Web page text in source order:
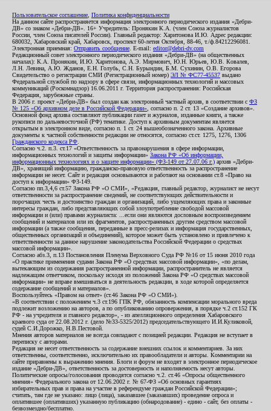
Пользовательское соглашение Политика конфиденциальности
На данном сайте распространяется информация электронного периодического издания «Дебри-
ДВ» со знаком «Дебри-ДВ». 16+ Учредитель: Пронякин К.А. (член Союза журналистов
России, член Союза писателей России). Главный редактор: Харитонова И.Ю. Адрес редакции:
680032, Хабаровский край, Хабаровск, проспект 60-летия Октября, 88-46, т./ф.84212296081.
Электронная приемная: Отправить сообщение . E-mail: editor@debri-dv.com
Редакционный совет электронного периодического издания «Дебри-ДВ» (на общественных
началах): К.А. Пронякин, И.Ю. Харитонова, А.Э. Мирмович, Ю.Н. Юрьев, Ю.В. Ковалев,
Л.Н. Левина, А.Ю. Жданов, Е.Н. Голубь, С.Н. Бурындин, Б.М. Сухинин, О.В. Егорова
Свидетельство о регистрации СМИ (Регистрационный номер) ЭЛ № ФС77-45537 выдано
Федеральной службой по надзору в сфере связи, информационных технологий и массовых
коммуникаций (Роскомнадзор) 16.06.2011 г. Территория распространения: Российская
Федерация, зарубежные страны.
В 2006 г. проект «Дебри-ДВ» был создан как электронный частный архив, в соответствии с ФЗ
№ 125 «Об архивном деле в Российской Федерации» , согласно п. 2 ст. 13 «Создание архивов».
Основной фонд архива составляют публикации газет и журналов, изданные книги, а также
рукописи по дальневосточной (РФ) тематике. Доступ к архивным документам является
открытым в электронном виде, согласно п. 1 ст. 24 вышеобозначенного закона. Архивные
документы к частной собственности редакции не относятся, согласно ст.ст. 1275, 1276, 1306
Гражданского кодекса РФ
Согласно ч.2. п.3. ст.17 «Ответственность за правонарушения в сфере информации,
информационных технологий и защиты информации» Закона РФ «Об информации,
информационных технологиях и о защите информации» (ФЗ-149 от 27.07.06 г.) архив «Дебри-
ДВ», хранящий информацию, гражданско-правовую ответственность за распространение
информации не несет. Сайт и редакция основываются и работают на основании ст.8 «Право на
доступ к информации» ФЗ-149.
Согласно пп.3,4,6 ст.57 Закона РФ «О СМИ», «Редакция, главный редактор, журналист не несут
ответственности за распространение сведений, не соответствующих действительности и
порочащих честь и достоинство граждан и организаций, либо ущемляющих права и законные
интересы граждан, либо представляющих собой злоупотребление свободой массовой
информации и (или) правами журналиста: ...если они являются дословным воспроизведением
сообщений и материалов или их фрагментов, распространенных другим средством массовой
информации (а также сообщения, переданные в пресс-релизах и информация государственных,
общественных организаций и объединений), которое может быть установлено и привлечено к
ответственности за данное нарушение законодательства Российской Федерации о средствах
массовой информации».
Согласно абз.3, п.13 Постановления Пленума Верховного Суда РФ №16 от 15 июня 2010 года
«О практике применения судами Закона РФ «О средствах массовой информации», «по делам,
вытекающим из содержания распространенной информации, распространитель не является
надлежащим ответчиком, поскольку исходя из положений Закона РФ «О средствах массовой
информации» не вправе вмешиваться в деятельность редакции, в ходе которой определяется
содержание сообщений и материалов».
Воспользуйтесь «Правом на ответ» (ст.46 Закона РФ «О СМИ»).
«В соответствии с положением ч.3 ст.196 ГПК РФ, обязанность компенсации морального вреда
подлежит возложению на авторов, а по опубликованию опровержения, в порядке ч.2 ст.152 ГК
РФ - на учредителя и главного редактор», - из апелляционного определения Хабаровского
краевого суда от 22.08.2012 г. (дело №33-5325/2012) председательствующего И.И.Куликовой,
судей С.И.Дорожко, Н.В.Пестовой.
Мнения авторов материалов не всегда совпадают с позицией редакции. Редакция не вступает в
переписку с авторами.
Редакция не несет ответственность за содержание внешних ссылок и комментариев. За них
ответственны, соответственно, исключительно их правообладатели и авторы. Комментарии на
сайте приравнены к выражению мнения. Блоги и форум не входят в электронное периодическое
издание «Дебри-ДВ», ответственность за достоверность и наполняемость несут авторы.
Политические опросы/голосования проводятся согласно ч.2. ст.46 «Опросы общественного
мнения» Федерального закона от 12.06.2002 г. № 67-ФЗ «Об основных гарантиях
избирательных прав и права на участие в референдуме граждан Российской Федерации»;
считать, там где не указано: лицо (лица), заказавшее (заказавших) проведение опроса и
оплатившее (оплативших) указанную публикацию (обнародование) - едино - сайт, без оплаты -
безвозмездно/бесплатно.